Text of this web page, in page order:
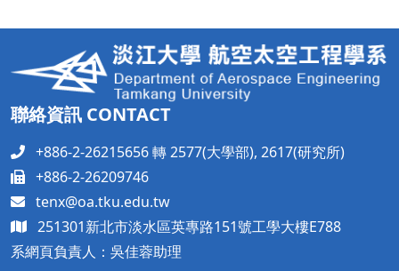
聯絡資訊 CONTACT
+886-2-26215656 轉 2577(大學部), 2617(研究所)
+886-2-26209746
tenx@oa.tku.edu.tw
251301新北市淡水區英專路151號工學大樓E788
系網頁負責人：吳佳蓉助理